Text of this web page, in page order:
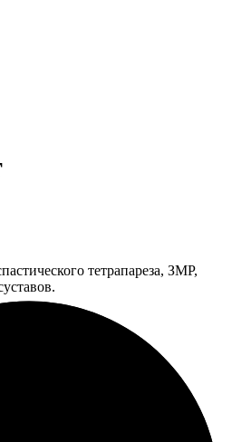
тетрапареза, ЗМР,